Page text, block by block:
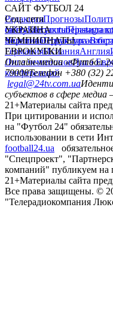
САЙТ ФУТБОЛ 24
РедакцияПрогнозы
сайтуКонтактыПравила
политикаСтруктура
Соц. сети
facebookxyoutubeinstagram
УКРАИНА
УкраинаПервая лига
ЧЕМПИОНАТЫ
ГерманияИспанияАнглия
ЕВРОКУБКИ
Лига чемпионовЛига
конференций
Онлайн-медиа «Футбол
79008Телефон +380 (32)
legal@24tv.com.ua
субъектов в сфере медиа
21+Материалы сайта
При цитировании и
на "Футбол 24"
использовании в сети
football24.ua
"Спецпроект",
компаний" публикуем на
21+Материалы сайта
Все права защищены. ©
"Телерадиокомпания